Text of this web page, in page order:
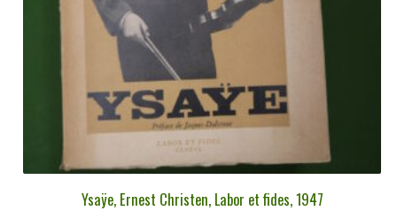
Ysaÿe, Ernest Christen, Labor et fides, 1947